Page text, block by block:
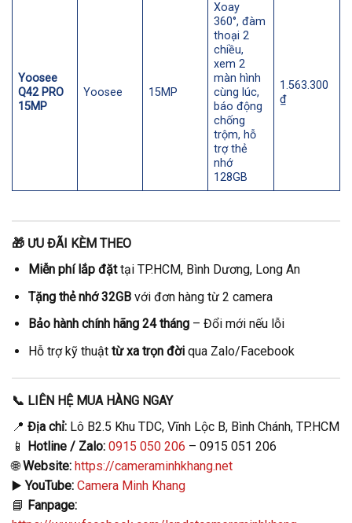
Yoosee
Q42 PRO
15MP
Yoosee 15MP
Xoay
360°, đàm
thoại 2
chiều,
xem 2
màn hình
cùng lúc,
báo động
chống
trộm, hỗ
trợ thẻ
nhớ
128GB
1.563.300
₫
🎁 ƯU ĐÃI KÈM THEO
Miễn phí lắp đặttại TP.HCM, Bình Dương, Long An
Tặng thẻ nhớ 32GBvới đơn hàng từ 2 camera
Bảo hành chính hãng 24 tháng– Đổi mới nếu lỗi
Hỗ trợ kỹ thuật từ xa trọn đờiqua Zalo/Facebook
📞 LIÊN HỆ MUA HÀNG NGAY
📍 Địa chỉ: Lô B2.5 Khu TDC, Vĩnh Lộc B, Bình Chánh, TP.HCM
📱 Hotline / Zalo: 0915 050 206 – 0915 051 206
🌐Website: https://cameraminhkhang.net
▶️YouTube: Camera Minh Khang
📘 Fanpage: